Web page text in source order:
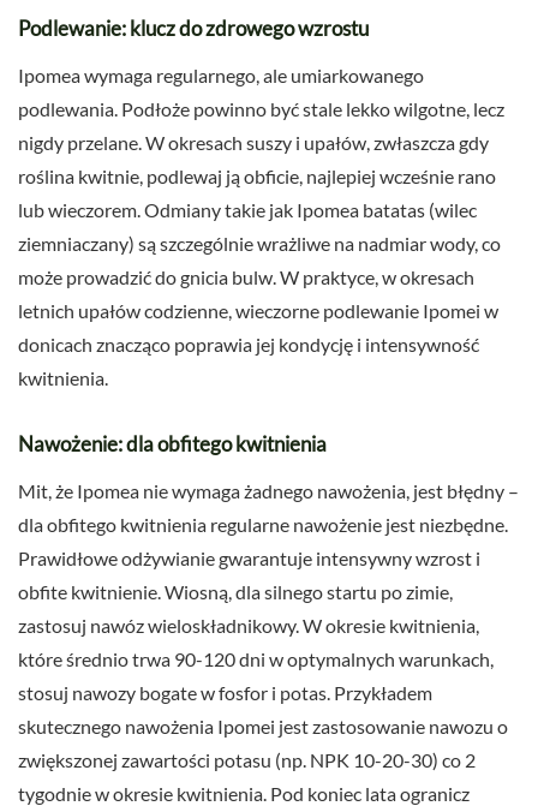
Podlewanie: klucz do zdrowego wzrostu
Ipomea wymaga regularnego, ale umiarkowanego
podlewania. Podłoże powinno być stale lekko wilgotne, lecz
nigdy przelane. W okresach suszy i upałów, zwłaszcza gdy
roślina kwitnie, podlewaj ją obficie, najlepiej wcześnie rano
lub wieczorem. Odmiany takie jak Ipomea batatas (wilec
ziemniaczany) są szczególnie wrażliwe na nadmiar wody, co
może prowadzić do gnicia bulw. W praktyce, w okresach
letnich upałów codzienne, wieczorne podlewanie Ipomei w
donicach znacząco poprawia jej kondycję i intensywność
kwitnienia.
Nawożenie: dla obfitego kwitnienia
Mit, że Ipomea nie wymaga żadnego nawożenia, jest błędny –
dla obfitego kwitnienia regularne nawożenie jest niezbędne.
Prawidłowe odżywianie gwarantuje intensywny wzrost i
obfite kwitnienie. Wiosną, dla silnego startu po zimie,
zastosuj nawóz wieloskładnikowy. W okresie kwitnienia,
które średnio trwa 90-120 dni w optymalnych warunkach,
stosuj nawozy bogate w fosfor i potas. Przykładem
skutecznego nawożenia Ipomei jest zastosowanie nawozu o
zwiększonej zawartości potasu (np. NPK 10-20-30) co 2
tygodnie w okresie kwitnienia. Pod koniec lata ogranicz